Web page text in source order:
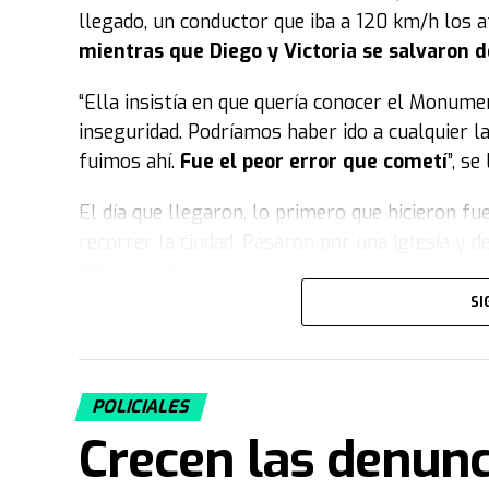
La tatuadora escribió en noviembre de 2024,
regalo que le dio Dios”.
“Ahora somos tú y yo para siempre”, concluyó
con raticida.
Fuente: TN
llegado, un conductor que iba a 120 km/h los
mientras que Diego y Victoria se salvaron
“Ella insistía en que quería conocer el
inseguridad. Podríamos haber ido a cualquier
fuimos ahí. Fue el peor error que cometí”,
El día que llegaron, lo primero que hicieron
Comenzó a caer la noche y se acercaba la
A las 20.58, en el cruce de las calles Arturo
Mientras estaban por cruzar la avenida, un
POLICIALES
Crecen las